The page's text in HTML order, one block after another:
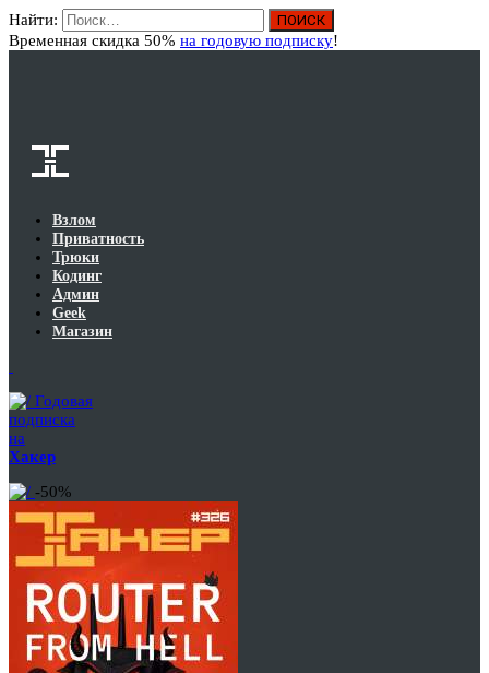
Найти:
Временная скидка 50% на годовую подписку!
Взлом
Приватность
Трюки
Кодинг
Админ
Geek
Магазин
Годовая
подписка
на
Хакер
-50%